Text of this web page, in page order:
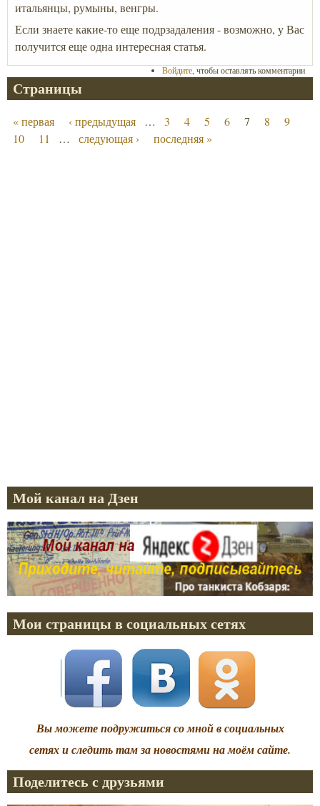
итальянцы, румыны, венгры.
Если знаете какие-то еще подрзадаления - возможно, у Вас
получится еще одна интересная статья.
Войдите, чтобы оставлять комментарии
Страницы
« первая ‹ предыдущая … 3 4 5 6 7 8
9
10
11 … следующая › последняя »
Мой канал на Дзен
Мои страницы в социальных сетях
Вы можете подружиться со мной в социальных
сетях и следить там за новостями на моём сайте.
Поделитесь с друзьями